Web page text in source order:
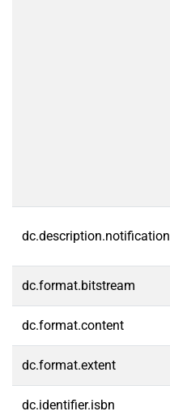
dc.description.notification
dc.format.bitstream
dc.format.content
dc.format.extent
dc.identifier.isbn